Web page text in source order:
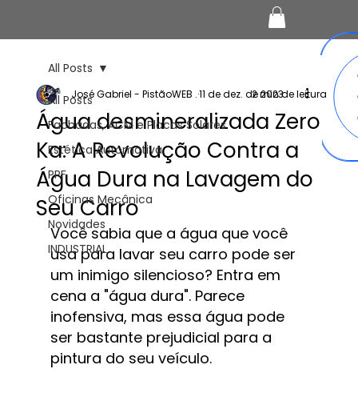
All Posts
Fachadas, ACM e Placas Solares
Estética Automotiva
PPF
Oficinas Mecânica
Novidades
INDUSTRIAL
All Posts
Água desmineralizada Zero
Ka: A Revolução Contra a
Água Dura na Lavagem do
Seu Carro
José Gabriel - PistãoWEB .11 de dez. de 20232 min de leitura
Você sabia que a água que você
usa para lavar seu carro pode ser
um inimigo silencioso? Entra em
cena a "água dura". Parece
inofensiva, mas essa água pode
ser bastante prejudicial para a
pintura do seu veículo.